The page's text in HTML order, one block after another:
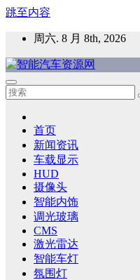
跳至内容
周六. 8 月 8th, 2026
智能汽车资源网
智能表面，智能内饰，新
首页
新闻资讯
车载显示
HUD
摄像头
智能内饰
调光玻璃
CMS
激光雷达
智能车灯
氛围灯